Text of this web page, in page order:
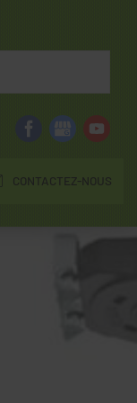
CONTACTEZ-NOUS